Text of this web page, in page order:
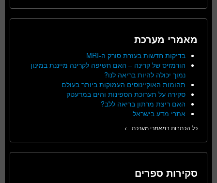
מאמרי מערכת
בדיקות חדשות בעזרת סורק ה-MRI
הורמזיס של קרינה – האם חשיפה לקרינה מייננת במינון
נמוך יכולה להיות בריאה לנו?
תהומות האוקיינוסים העמוקות ביותר בעולם
סקירה על תערוכת הספינות והים במדעטק
האם ריצת מרתון בריאה ללב?
אתרי מדע בישראל
כל הכתבות במאמרי מערכת ←
סקירות ספרים